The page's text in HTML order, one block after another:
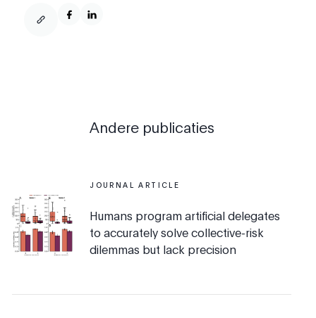
Andere publicaties
JOURNAL ARTICLE
Humans program artificial delegates
to accurately solve collective-risk
dilemmas but lack precision